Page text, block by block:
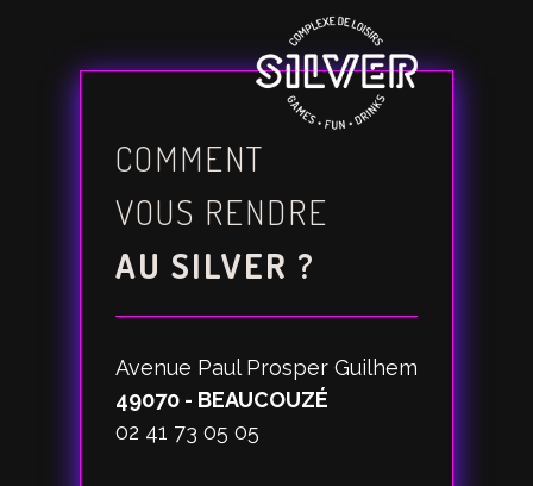
COMMENT
VOUS RENDRE
AU SILVER ?
Avenue Paul Prosper Guilhem
49070 - BEAUCOUZÉ
02 41 73 05 05